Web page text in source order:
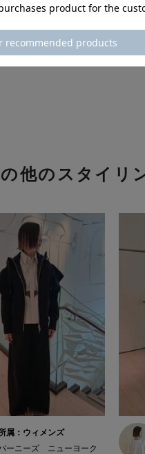
他のスタイリ
属：ウィメンズ
ーニーズ ニューヨーク